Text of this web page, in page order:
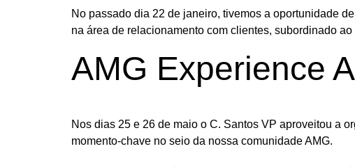
No passado dia 22 de janeiro, tivemos a oportunidade
na área de relacionamento com clientes, subordinado
AMG Experience
Nos dias 25 e 26 de maio o C. Santos VP aproveitou a
momento-chave no seio da nossa comunidade AMG.